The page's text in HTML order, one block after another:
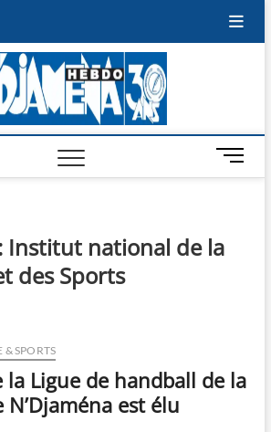
M
e
u
Institut national de la
des Sports
& SPORTS
la Ligue de handball de la
est élu